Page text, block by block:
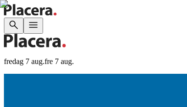
fredag 7 aug.fre 7 aug.